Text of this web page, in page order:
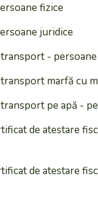
fizice
juridice
-
marfă cu
pe apă -
de atestare
de atestare